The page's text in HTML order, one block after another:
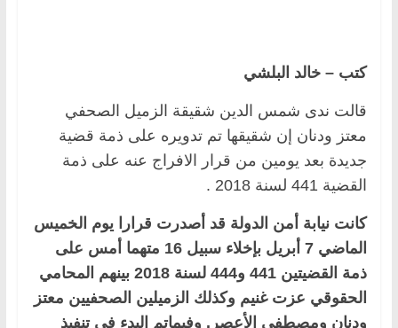
كتب – خالد البلشي
قالت ندى شمس الدين شقيقة الزميل الصحفي
معتز ودنان إن شقيقها تم تدويره على ذمة قضية
جديدة بعد يومين من قرار الافراج عنه على ذمة
القضية 441 لسنة 2018 .
كانت نيابة أمن الدولة قد أصدرت قرارا يوم الخميس
الماضي 7 أبريل بإخلاء سبيل 16 متهما أمس على
ذمة القضيتين 441 و444 لسنة 2018 بينهم المحامي
الحقوقي عزت غنيم وكذلك الزميلين الصحفيين معتز
ودنان ومصطفى الأعصر. وفيماتم البدء في تنفيذ